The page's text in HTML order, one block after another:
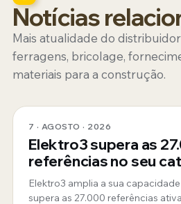
Notícias
Mais atualidade do
ferragens, bricolage,
materiais para a construção.
7 · AGOSTO · 2026
Elektro3 supera as
referências no seu
consolida-se como
global 360º
Elektro3 amplia a sua
supera as 27.000 referências